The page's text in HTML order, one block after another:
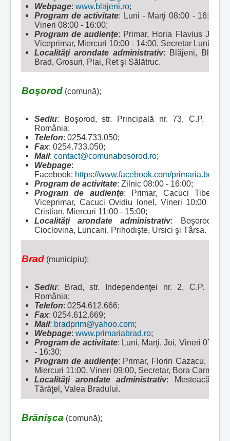
Webpage: www.blajeni.ro;
Program de activitate: Luni - Marţi 08:00 - 16:00,
Vineri 08:00 - 16:00;
Program de audienţe: Primar, Horia Flavius
Viceprimar, Miercuri 10:00 - 14:00, Secretar Luni
Localităţi arondate administrativ:
Blăjeni,
Brad, Grosuri, Plai, Ret şi Sălătruc.
Boşorod (comună);
Sediu: Boşorod, str. Principală nr. 73, C.P.
România;
Telefon: 0254.733.050;
Fax: 0254.733.050;
Mail: contact@comunabosorod.ro;
Webpage:
Facebook: https://www.facebook.com/
Program de activitate: Zilnic 08:00 - 16:00;
Program de audienţe: Primar, Cacuci Tiberiu,
Viceprimar, Cacuci Ovidiu Ionel, Vineri 10:00 -
Cristian, Miercuri 11:00 - 15:00;
Localităţi arondate administrativ:
Boşorod,
Cioclovina, Luncani, Prihodişte, Ursici şi Târsa.
Brad (municipiu);
Sediu: Brad, str. Independenţei nr. 2, C.P.
România;
Telefon: 0254.612.666;
Fax: 0254.612.669;
Mail: bradprim@yahoo.com;
Webpage: www.primariabrad.ro;
Program de activitate: Luni, Marţi, Joi, Vineri 07:30
- 16:30;
Program de audienţe: Primar, Florin Cazacu,
Miercuri 11:00, Vineri 09:00, Secretar, Bora Carmen-
Localităţi arondate administrativ:
Mesteacăn,
Tărăţel, Valea Bradului.
Brănişca (comună);